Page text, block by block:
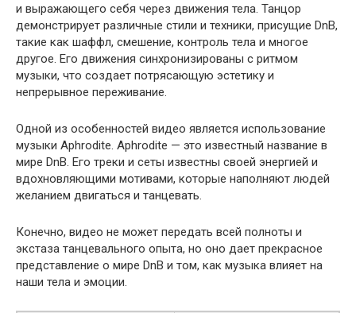
и выражающего себя через движения тела. Танцор
демонстрирует различные стили и техники, присущие DnB,
такие как шаффл, смешение, контроль тела и многое
другое. Его движения синхронизированы с ритмом
музыки, что создает потрясающую эстетику и
непрерывное переживание.
Одной из особенностей видео является использование
музыки Aphrodite. Aphrodite — это известный название в
мире DnB. Его треки и сеты известны своей энергией и
вдохновляющими мотивами, которые наполняют людей
желанием двигаться и танцевать.
Конечно, видео не может передать всей полноты и
экстаза танцевального опыта, но оно дает прекрасное
представление о мире DnB и том, как музыка влияет на
наши тела и эмоции.